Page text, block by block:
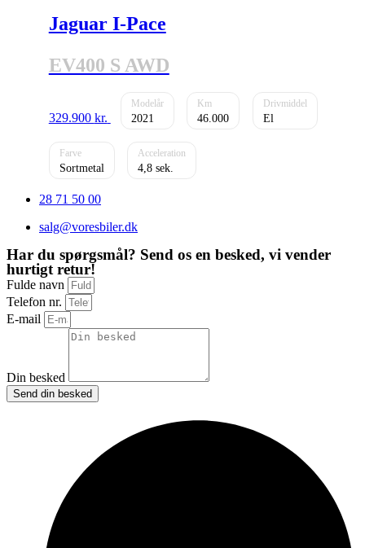
Jaguar I-Pace
EV400 S AWD
329.900 kr. 2021 46.000 El
Sortmetal 4,8
28 71 50 00
salg@voresbiler.dk
Har du spørgsmål? Send os en besked, vi vender
hurtigt retur!
Fulde navn
Telefon nr.
E-mail
Din besked
Send din besked